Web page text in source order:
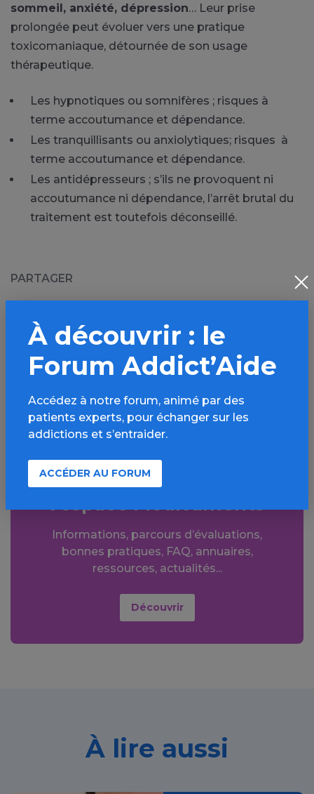
sommeil, anxiété, dépression… Leur prise
prolongée peut évoluer vers une pratique
toxicomaniaque, détournée de son usage
thérapeutique.
Les hypnotiques ou somnifères ; risques à
terme accoutumance et dépendance.
Les tranquillisants ou anxiolytiques; risques à
terme accoutumance et dépendance.
Les antidépresseurs ; s’ils ne provoquent ni
accoutumance ni dépendance, l’arrêt brutal du
traitement est toutefois déconseillé.
PARTAGER
LinkedIn Mail
SMS WhatsApp
Comprendre les addictions
Aller plus loin sur
l’espace Médicaments
Informations, parcours d’évaluations,
bonnes pratiques, FAQ, annuaires,
ressources, actualités...
Découvrir
À lire aussi
À découvrir : le
Forum Addict’Aide
Accédez à notre forum, animé par des
patients experts, pour échanger sur les
addictions et s’entraider.
ACCÉDER AU FORUM